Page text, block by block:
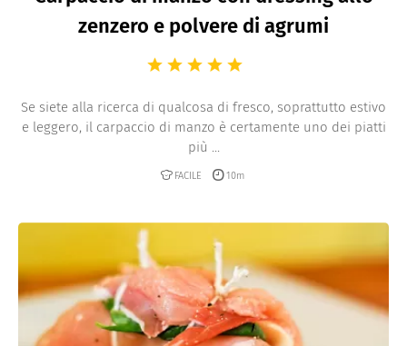
zenzero e polvere di agrumi
Se siete alla ricerca di qualcosa di fresco, soprattutto estivo
e leggero, il carpaccio di manzo è certamente uno dei piatti
più ...
FACILE 10m